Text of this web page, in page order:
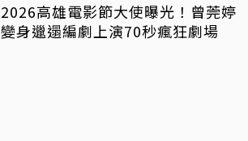
2026高雄電影節大使曝光！曾莞婷
變身邋遢編劇上演70秒瘋狂劇場